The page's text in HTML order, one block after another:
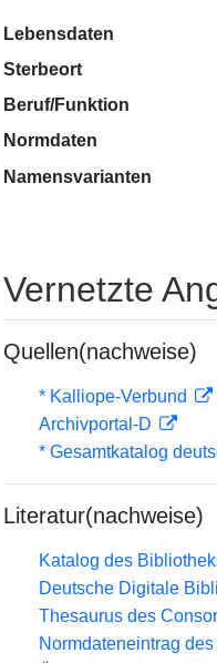
Lebensdaten
Sterbeort
Beruf/Funktion
Normdaten
Namensvarianten
Vernetzte
Quellen(nachweise)
* Kalliope-Verbund
Archivportal-D
* Gesamtkatalog
Literatur(nachweise)
Katalog des
Deutsche Digitale
Thesaurus des
Normdateneintrag